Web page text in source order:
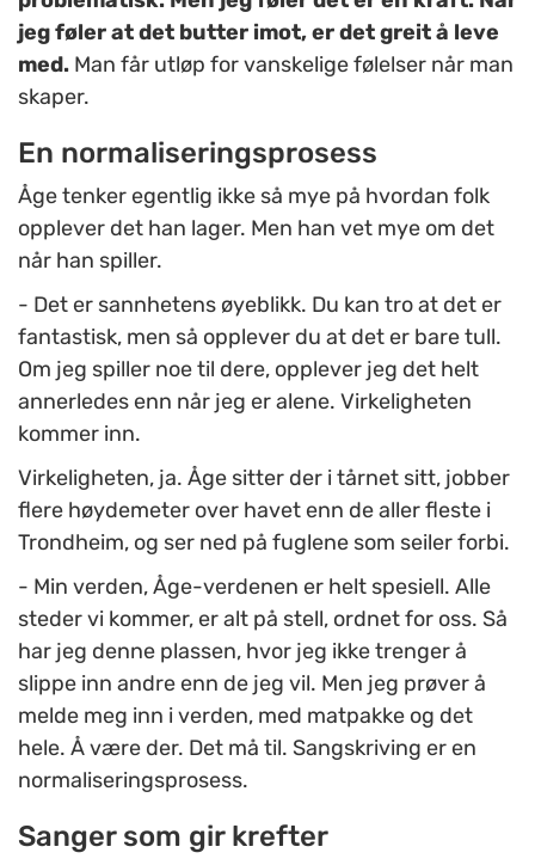
jeg føler at det butter imot, er det greit å leve
med. Man får utløp for vanskelige følelser når man
skaper.
En normaliseringsprosess
Åge tenker egentlig ikke så mye på hvordan folk
opplever det han lager. Men han vet mye om det
når han spiller.
- Det er sannhetens øyeblikk. Du kan tro at det er
fantastisk, men så opplever du at det er bare tull.
Om jeg spiller noe til dere, opplever jeg det helt
annerledes enn når jeg er alene. Virkeligheten
kommer inn.
Virkeligheten, ja. Åge sitter der i tårnet sitt, jobber
flere høydemeter over havet enn de aller fleste i
Trondheim, og ser ned på fuglene som seiler forbi.
- Min verden, Åge-verdenen er helt spesiell. Alle
steder vi kommer, er alt på stell, ordnet for oss. Så
har jeg denne plassen, hvor jeg ikke trenger å
slippe inn andre enn de jeg vil. Men jeg prøver å
melde meg inn i verden, med matpakke og det
hele. Å være der. Det må til. Sangskriving er en
normaliseringsprosess.
Sanger som gir krefter